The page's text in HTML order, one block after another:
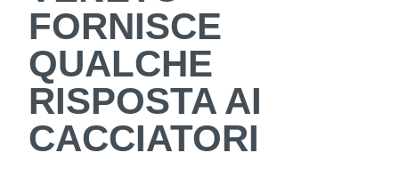
FORNISCE
QUALCHE
RISPOSTA AI
CACCIATORI